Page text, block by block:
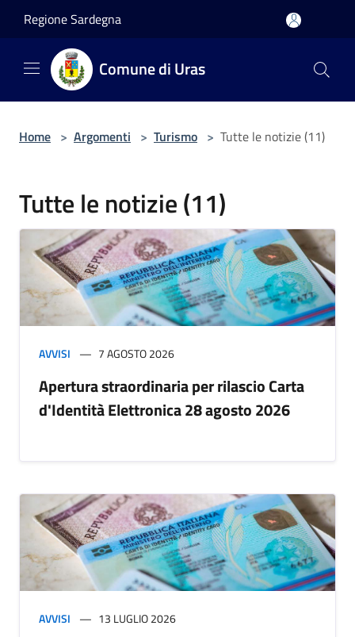
Regione Sardegna
Comune di Uras
Home > Argomenti > Turismo > Tutte le notizie (11)
Tutte le notizie (11)
AVVISI 7 AGOSTO 2026
Apertura straordinaria per rilascio Carta
d'Identità Elettronica 28 agosto 2026
AVVISI 13 LUGLIO 2026